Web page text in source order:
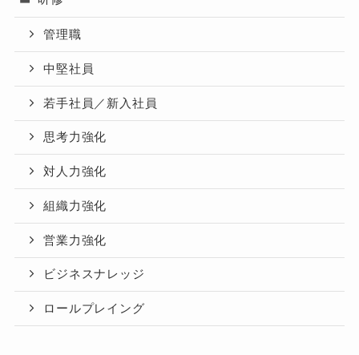
管理職
中堅社員
若手社員／新入社員
思考力強化
対人力強化
組織力強化
営業力強化
ビジネスナレッジ
ロールプレイング